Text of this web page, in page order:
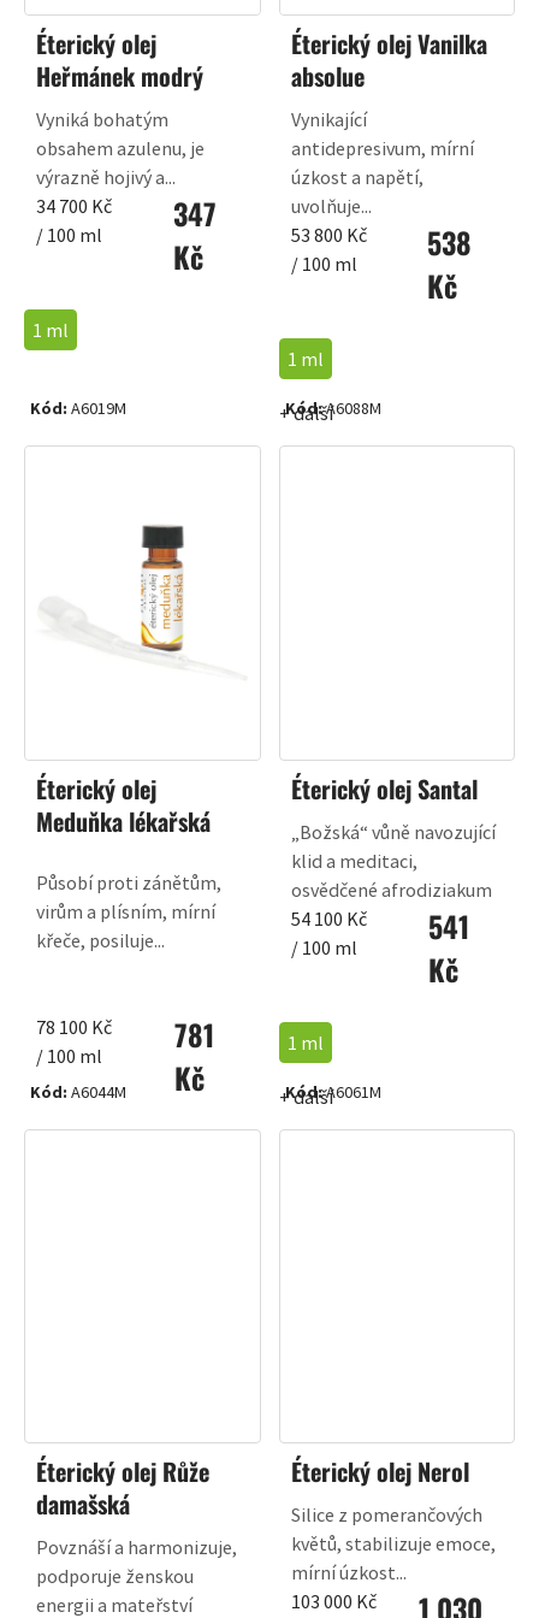
Éterický olej
Heřmánek modrý
347
Kč
Měrná
cena:
34 700 Kč
/ 100 ml
Vyniká bohatým
obsahem azulenu, je
výrazně hojivý a...
1 ml
Kód: A6019M
Éterický olej Vanilka
absolue
538
Kč
Měrná
cena:
53 800 Kč
/ 100 ml
Vynikající
antidepresivum, mírní
úzkost a napětí,
uvolňuje...
1 ml
+ další
Kód:A6088M
Éterický olej
Meduňka lékařská
781
Kč
Měrná
cena:
78 100 Kč
/ 100 ml
Působí proti zánětům,
virům a plísním, mírní
křeče, posiluje...
Kód: A6044M
Éterický olej Santal
541
Kč
Měrná
cena:
54 100 Kč
/ 100 ml
„Božská“ vůně navozující
klid a meditaci,
osvědčené afrodiziakum
1 ml
+ další
Kód:A6061M
Éterický olej Růže
damašská
Povznáší a harmonizuje,
podporuje ženskou
energii a mateřství
Éterický olej Nerol
1 030
Měrná
103 000 Kč
Silice z pomerančových
květů, stabilizuje emoce,
mírní úzkost...